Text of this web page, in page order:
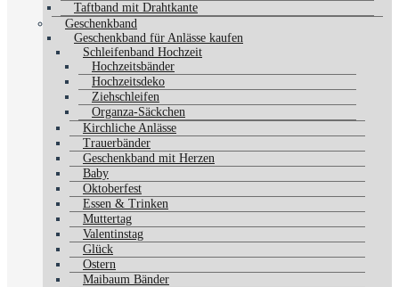
Taftband mit Drahtkante
Geschenkband
Geschenkband für Anlässe kaufen
Schleifenband Hochzeit
Hochzeitsbänder
Hochzeitsdeko
Ziehschleifen
Organza-Säckchen
Kirchliche Anlässe
Trauerbänder
Geschenkband mit Herzen
Baby
Oktoberfest
Essen & Trinken
Muttertag
Valentinstag
Glück
Ostern
Maibaum Bänder